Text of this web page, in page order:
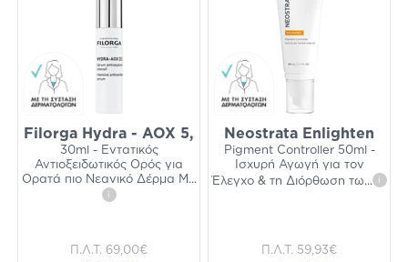
Filorga Hydra - AOX 5,
30ml - Εντατικός
Αντιοξειδωτικός Ορός για
Ορατά πιο Νεανικό Δέρμα Μ ...
i
Π.Λ.Τ. 69,00€
Neostrata Enlighten
Pigment Controller 50ml -
Ισχυρή Αγωγή για τον
Έλεγχο & τη Διόρθωση τω... i
Π.Λ.Τ. 59,93€